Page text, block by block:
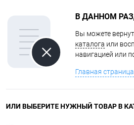
В ДАННОМ
Вы можете
каталога или
навигацией или
Главная страница
ИЛИ ВЫБЕРИТЕ НУЖНЫЙ ТОВАР В